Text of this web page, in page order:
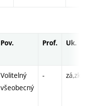
Pov. Prof. Uk.
Volitelný
všeobecný
- zá,zk